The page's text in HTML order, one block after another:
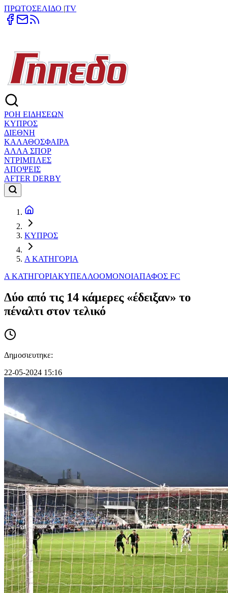
ΠΡΩΤΟΣΕΛΙΔΟ |TV
ΡΟΗ ΕΙΔΗΣΕΩΝ
ΚΥΠΡΟΣ
ΔΙΕΘΝΗ
ΚΑΛΑΘΟΣΦΑΙΡΑ
ΑΛΛΑ ΣΠΟΡ
ΝΤΡΙΜΠΛΕΣ
ΑΠΟΨΕΙΣ
AFTER DERBY
ΚΥΠΡΟΣ
Α ΚΑΤΗΓΟΡΙΑ
Α ΚΑΤΗΓΟΡΙΑΚΥΠΕΛΛΟΟΜΟΝΟΙΑΠΑΦΟΣ FC
Δύο από τις 14 κάμερες «έδειξαν» το
πέναλτι στον τελικό
Δημοσιευτηκε:
22-05-2024 15:16